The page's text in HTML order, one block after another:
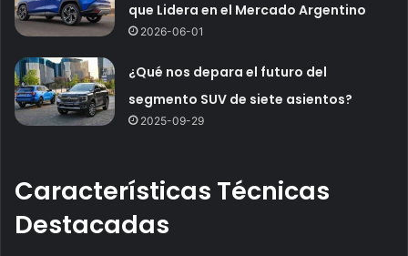
que Lidera en el Mercado Argentino
2026-06-01
¿Qué nos depara el futuro del
segmento SUV de siete asientos?
2025-09-29
Características Técnicas
Destacadas